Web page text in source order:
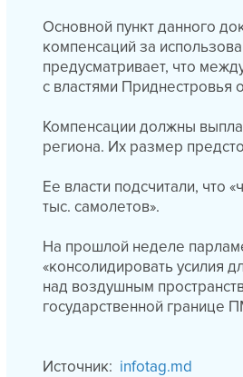
Основной пункт данного
компенсаций за
предусматривает, что
с властями Приднестровья
Компенсации должны
региона. Их размер
Ее власти подсчитали, что
тыс. самолетов».
На прошлой неделе
«консолидировать усилия
над воздушным
государственной границе
Источник: infotag.md